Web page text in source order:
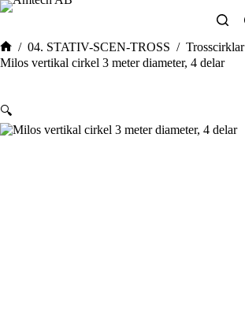
Hoppa
Hem
/ 04. STATIV-SCEN-TROSS / Trosscirklar
Milos vertikal cirkel 3 meter diameter, 4 delar
🔍